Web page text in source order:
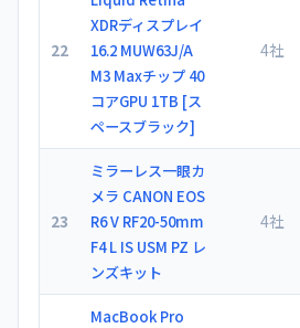
22
XDRディスプレイ
16.2 MUW63J/A
M3 Maxチップ 40
コアGPU 1TB [ス
ペースブラック]
4社
23
ミラーレス一眼カ
メラ CANON EOS
R6 V RF20-50mm
F4 L IS USM PZ レ
ンズキット
4社
MacBook Pro